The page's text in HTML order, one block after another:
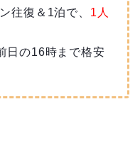
往復＆1泊で、 1人
日の16時まで格安